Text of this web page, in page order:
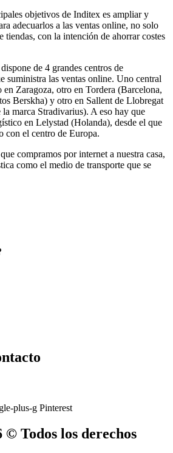
objetivos de Inditex es ampliar y
adecuarlos a las ventas online, no solo
tiendas, con la intención de ahorrar costes
de 4 grandes centros de
suministra las ventas online. Uno central
Zaragoza, otro en Tordera (Barcelona,
Berskha) y otro en Sallent de Llobregat
marca Stradivarius). A eso hay que
en Lelystad (Holanda), desde el que
con el centro de Europa.
compramos por internet a nuestra casa,
como el medio de transporte que se
plus-g Pinterest
Todos los derechos